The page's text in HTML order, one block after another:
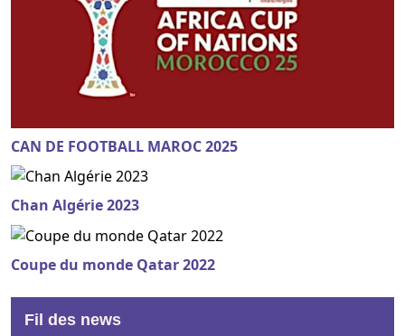
CAN DE FOOTBALL MAROC 2025
Chan Algérie 2023
Coupe du monde Qatar 2022
Fil des news